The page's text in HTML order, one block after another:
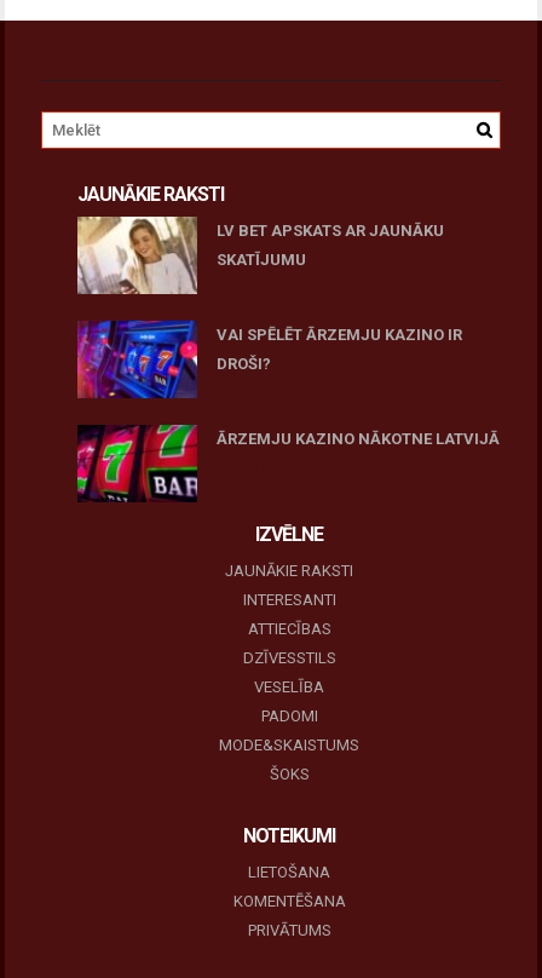
JAUNĀKIE RAKSTI
LV BET APSKATS AR JAUNĀKU
SKATĪJUMU
VAI SPĒLĒT ĀRZEMJU KAZINO IR
DROŠI?
ĀRZEMJU KAZINO NĀKOTNE LATVIJĀ
IZVĒLNE
JAUNĀKIE RAKSTI
INTERESANTI
ATTIECĪBAS
DZĪVESSTILS
VESELĪBA
PADOMI
MODE&SKAISTUMS
ŠOKS
NOTEIKUMI
LIETOŠANA
KOMENTĒŠANA
PRIVĀTUMS